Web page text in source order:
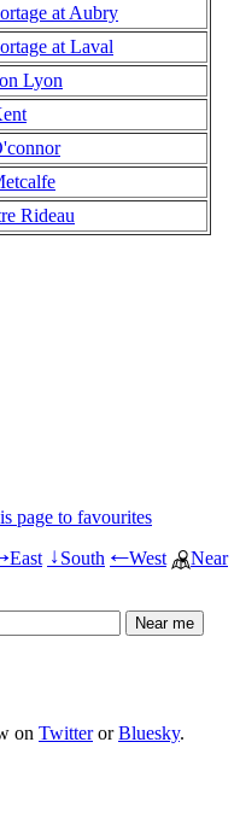
at Aubry
at Laval
Lyon
Rideau
page to favourites
East ↓South ←West
Near
on TwitterorBluesky.